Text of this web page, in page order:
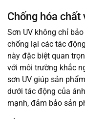
Chống hóa chất
Sơn UV không chỉ
chống lại các tác
này đặc biệt quan
với môi trường khắc
sơn UV giúp sản
dưới tác động của
mạnh, đảm bảo sản